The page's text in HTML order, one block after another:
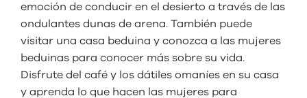
emoción de conducir en el desierto a través de las
ondulantes dunas de arena. También puede
visitar una casa beduina y conozca a las mujeres
beduinas para conocer más sobre su vida.
Disfrute del café y los dátiles omaníes en su casa
y aprenda lo que hacen las mujeres para